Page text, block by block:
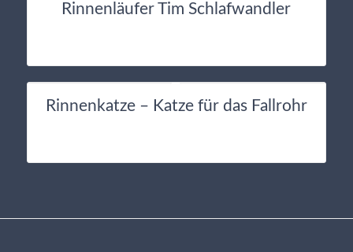
Rinnenläufer Tim Schlafwandler
Rinnenkatze – Katze für das Fallrohr